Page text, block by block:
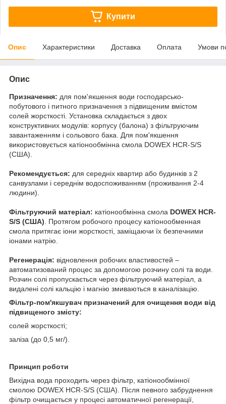
Купити
Опис Характеристики Доставка Оплата Умови
Опис
Призначення: для пом'якшення води господарсько-
побутового і питного призначення з підвищеним вмістом
солей жорсткості. Установка складається з двох
конструктивних модулів: корпусу (балона) з фільтруючим
завантаженням і сольового бака. Для пом'якшення
використовується катіонообмінна смола DOWEX HCR-S/S
(США).
Рекомендується: для середніх квартир або будинків з 2
санвузлами і середнім водоспоживанням (проживання 2-4
людини).
Фільтруючий матеріал: катіонообмінна смола DOWEX HCR-
S/S (США) . Протягом робочого процесу катіонообменная
смола притягає іони жорсткості, заміщаючи їх безпечними
іонами натрію.
Регенерація: відновлення робочих властивостей –
автоматизований процес за допомогою розчину солі та води.
Розчин солі пропускається через фільтруючий матеріал, а
видалені солі кальцію і магнію змиваються в каналізацію.
Фільтр-пом'якшувач призначений для очищення води від
підвищеного змісту:
солей жорсткості;
заліза (до 0,5 мг/).
Принцип роботи
Вихідна вода проходить через фільтр, катіонообмінної
смолою DOWEX HCR-S/S (США). Після певного забруднення
фільтр очищається у процесі автоматичної регенерації,